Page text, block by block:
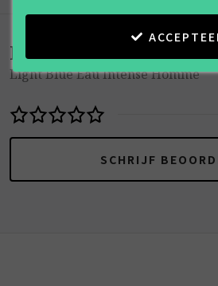
Beoordelingen(0)
Light Blue Eau Intense Homme
SCHRIJF